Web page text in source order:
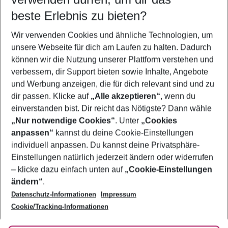
5-8 Nächte
2 Erwachsene Keine Kinder
Mehr Filter anzeigen
Footer
Footer navigation
Über uns
AGB
Bestpreisgarantie
Cookie-Einstellungen ändern
Cookie-Richtlinie
Agenturbetreuung
Barrierefreies Reisen
Folge uns
beste Erlebnis zu bieten?
Wir verwenden Cookies und ähnliche Technologien, um
unsere Webseite für dich am Laufen zu halten. Dadurch
können wir die Nutzung unserer Plattform verstehen und
verbessern, dir Support bieten sowie Inhalte, Angebote
und Werbung anzeigen, die für dich relevant sind und zu
dir passen. Klicke auf „Alle akzeptieren“, wenn du
einverstanden bist. Dir reicht das Nötigste? Dann wähle
„Nur notwendige Cookies“. Unter „Cookies
anpassen“ kannst du deine Cookie-Einstellungen
individuell anpassen. Du kannst deine Privatsphäre-
Einstellungen natürlich jederzeit ändern oder widerrufen
– klicke dazu einfach unten auf „Cookie-Einstellungen
ändern“.
Datenschutz-Informationen
Impressum
Cookie/Tracking-Informationen